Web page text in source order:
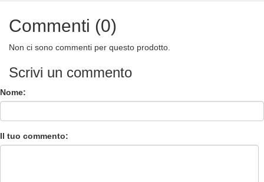
Commenti (0)
Non ci sono commenti per questo prodotto.
Scrivi un commento
Nome:
Il tuo commento: